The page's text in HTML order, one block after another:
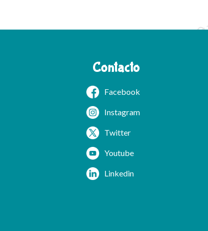
Contacto
Facebook
Instagram
Twitter
Youtube
Linkedin